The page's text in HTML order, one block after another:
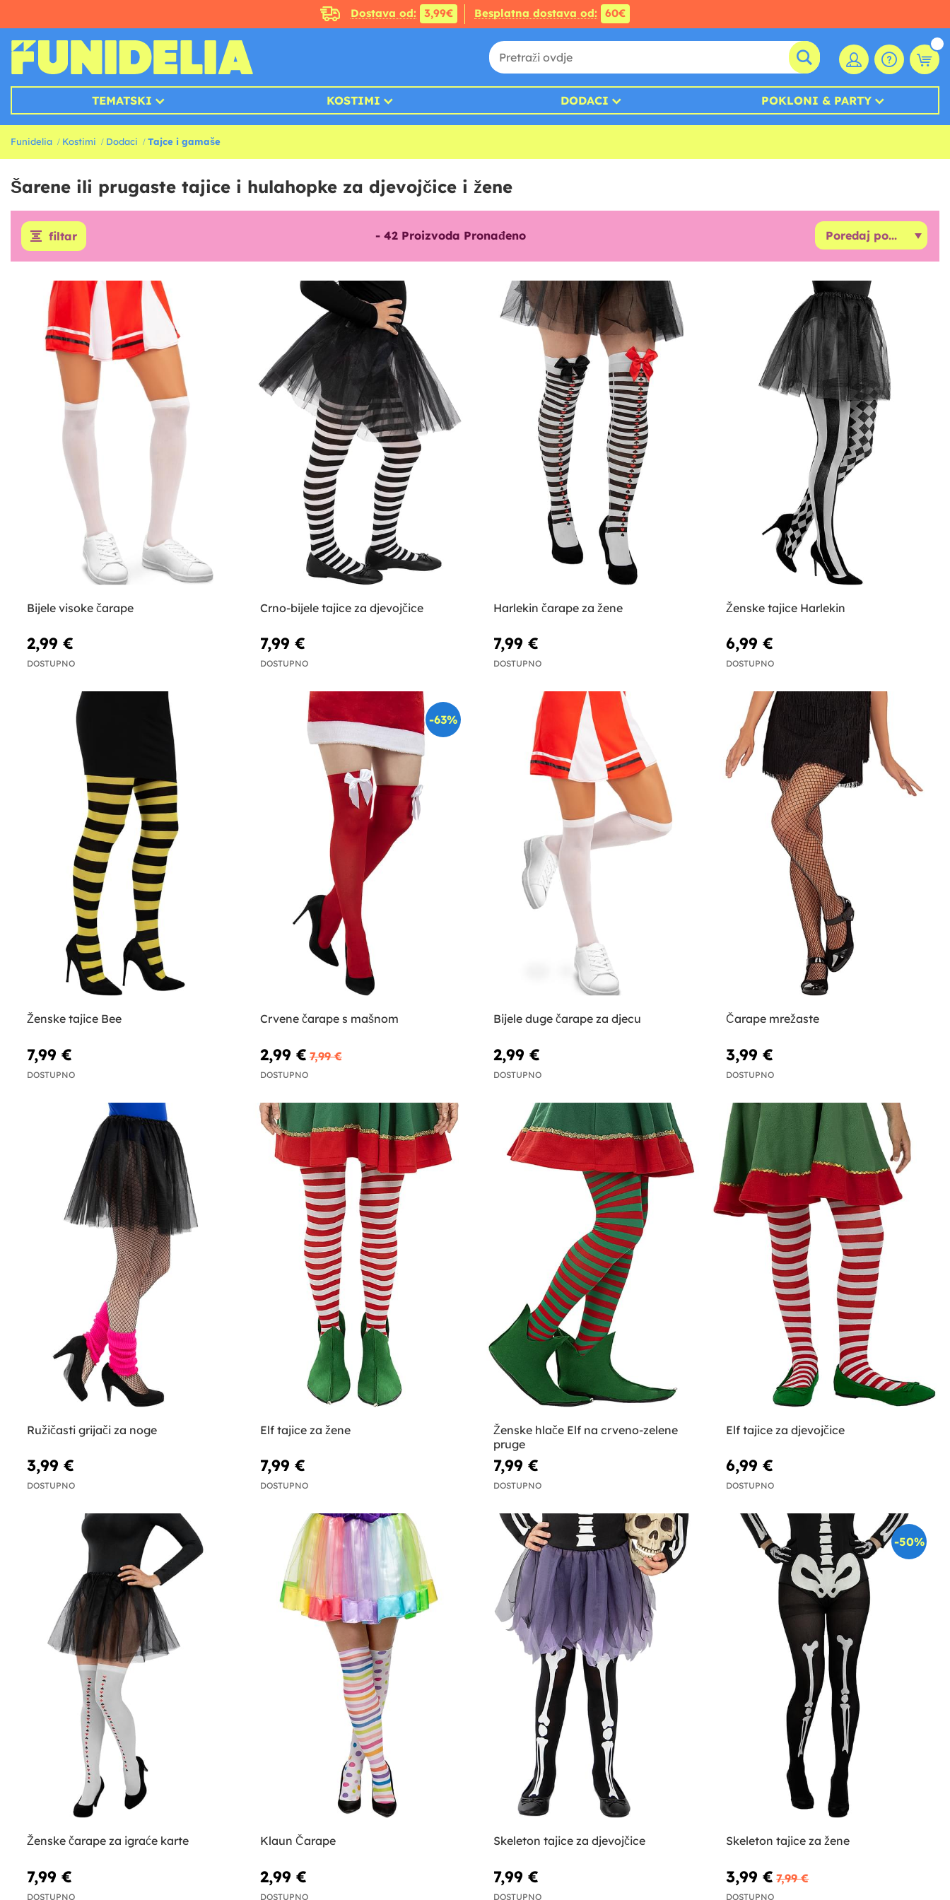
Dostava od: 3,99€ Besplatna dostava od: 60€
TEMATSKI KOSTIMI DODACI POKLONI & PARTY
Funidelia Kostimi Dodaci Tajce i gamaše
Šarene ili prugaste tajice i hulahopke za djevojčice i žene
filtar - 42 Proizvoda Pronađeno
Bijele visoke čarape
2,99 €
DOSTUPNO
Crno-bijele tajice za djevojčice
7,99 €
DOSTUPNO
Harlekin čarape za žene
7,99 €
DOSTUPNO
Ženske tajice Harlekin
6,99 €
DOSTUPNO
Ženske tajice Bee
7,99 €
DOSTUPNO
-63%
Crvene čarape s mašnom
2,99 € 7,99 €
DOSTUPNO
Bijele duge čarape za djecu
2,99 €
DOSTUPNO
Čarape mrežaste
3,99 €
DOSTUPNO
Ružičasti grijači za noge
3,99 €
DOSTUPNO
Elf tajice za žene
7,99 €
DOSTUPNO
Ženske hlače Elf na crveno-zelene
pruge
7,99 €
DOSTUPNO
Elf tajice za djevojčice
6,99 €
DOSTUPNO
Ženske čarape za igraće karte
7,99 €
DOSTUPNO
Klaun Čarape
2,99 €
DOSTUPNO
Skeleton tajice za djevojčice
7,99 €
DOSTUPNO
-50%
Skeleton tajice za žene
3,99 € 7,99 €
DOSTUPNO